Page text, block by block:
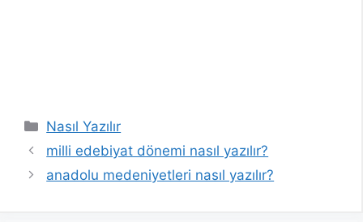
Kategoriler
Nasıl Yazılır
milli edebiyat dönemi nasıl yazılır?
anadolu medeniyetleri nasıl yazılır?